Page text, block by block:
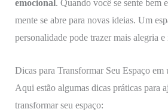
emocional . Quando você se sente bem
mente se abre para novas ideias. Um
personalidade pode trazer mais alegria e
Dicas para Transformar Seu Espaço
Aqui estão algumas dicas práticas para
transformar seu espaço: